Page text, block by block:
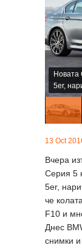
Новата
5er,
13 Oct
Вчера
Серия 5
5er,
че
F10 и
Днес
снимки